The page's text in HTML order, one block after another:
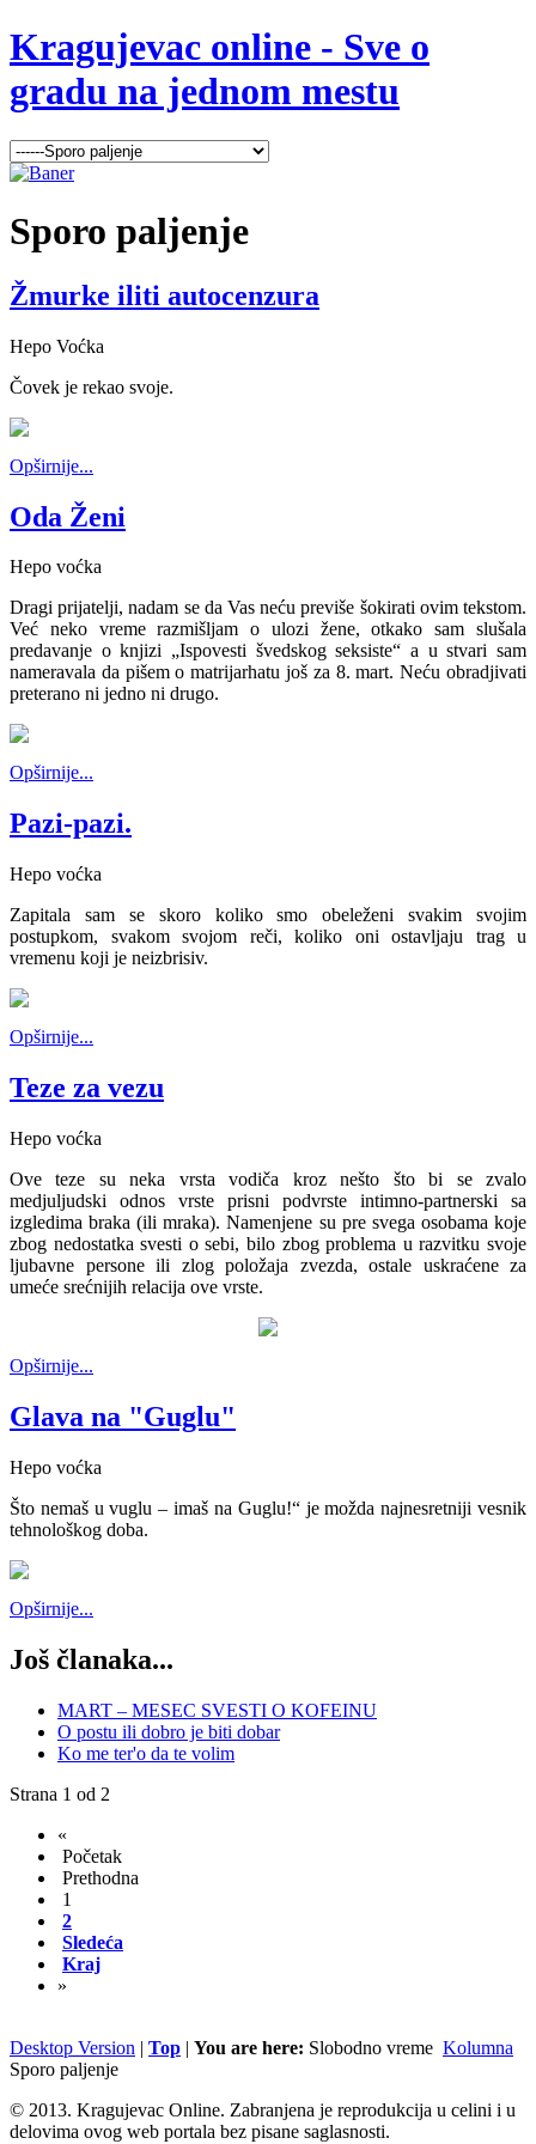
Kragujevac online - Sve o
gradu na jednom mestu
Sporo paljenje
Žmurke iliti autocenzura
Hepo Voćka
Čovek je rekao svoje.
Opširnije...
Oda Ženi
Hepo voćka
Dragi prijatelji, nadam se da Vas neću previše šokirati ovim tekstom.
Već neko vreme razmišljam o ulozi žene, otkako sam slušala
predavanje o knjizi „Ispovesti švedskog seksiste“ a u stvari sam
nameravala da pišem o matrijarhatu još za 8. mart. Neću obradjivati
preterano ni jedno ni drugo.
Opširnije...
Pazi-pazi.
Hepo voćka
Zapitala sam se skoro koliko smo obeleženi svakim svojim
postupkom, svakom svojom reči, koliko oni ostavljaju trag u
vremenu koji je neizbrisiv.
Opširnije...
Teze za vezu
Hepo voćka
Ove teze su neka vrsta vodiča kroz nešto što bi se zvalo
medjuljudski odnos vrste prisni podvrste intimno-partnerski sa
izgledima braka (ili mraka). Namenjene su pre svega osobama koje
zbog nedostatka svesti o sebi, bilo zbog problema u razvitku svoje
ljubavne persone ili zlog položaja zvezda, ostale uskraćene za
umeće srećnijih relacija ove vrste.
Opširnije...
Glava na "Guglu"
Hepo voćka
Što nemaš u vuglu – imaš na Guglu!“ je možda najnesretniji vesnik
tehnološkog doba.
Opširnije...
Još članaka...
MART – MESEC SVESTI O KOFEINU
O postu ili dobro je biti dobar
Ko me ter'o da te volim
Strana 1 od 2
«
Početak
Prethodna
1
2
Sledeća
Kraj
»
Desktop Version | Top | You are here: Slobodno vreme Kolumna
Sporo paljenje
© 2013. Kragujevac Online. Zabranjena je reprodukcija u celini i u
delovima ovog web portala bez pisane saglasnosti.